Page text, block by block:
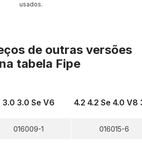
usados.
de outras versões
na tabela Fipe
3.0 3.0 Se V6
016009-1
4.2 4.2 Se 4.0 V8
016015-6